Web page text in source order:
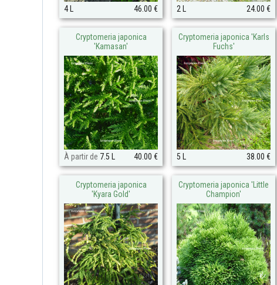
4 L 46.00 € 2 L 24.00 €
Cryptomeria japonica
'Kamasan'
À partir de 7.5 L 40.00 €
Cryptomeria japonica 'Karls
Fuchs'
5 L 38.00 €
Cryptomeria japonica
'Kyara Gold'
Cryptomeria japonica 'Little
Champion'